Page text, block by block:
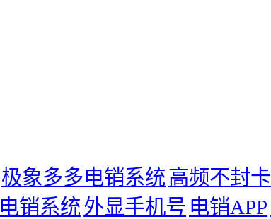
极象多多电销系统高频不封卡
电销系统外显手机号 电销APP